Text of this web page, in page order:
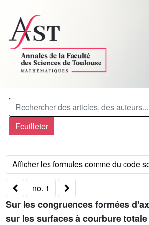
Feuilleter
no. 1
Sur les congruences formées
sur les surfaces à courbure